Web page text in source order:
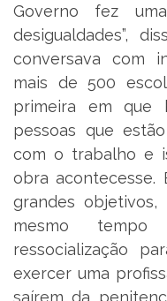
Governo fez
desigualdades”,
conversava com
mais de 500
primeira em que
pessoas que
com o trabalho e
obra acontecesse.
grandes
mesmo
ressocialização
exercer uma
saírem da